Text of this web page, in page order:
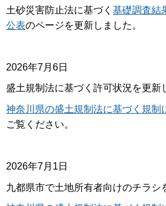
土砂災害防止法に基づく 基礎調査結
公表のページを更新しました。
2026年7月6日
盛土規制法に基づく許可状況を更新
神奈川県の盛土規制法に基づく規制
ご覧ください。
2026年7月1日
九都県市で土地所有者向けのチラシ